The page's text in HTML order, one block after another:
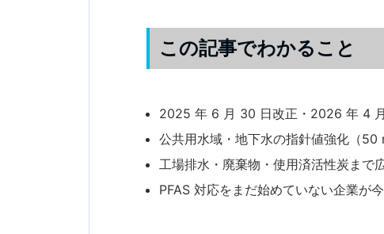
この記事でわかること
2025 年 6 月 30 日改正・2026 年 4
公共用水域・地下水の指針値強化（50
工場排水・廃棄物・使用済活性炭まで
PFAS 対応をまだ始めていない企業が